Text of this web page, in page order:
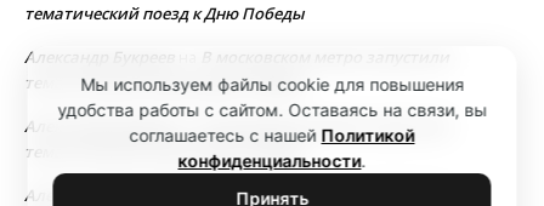
тематический поезд к Дню Победы
Александр Букреев
В московском метро запустили
тематический поезд к Дню Победы
Александр Букреев
В московском метро запустили
тематический поезд к Дню Победы
Александр Букреев
В московском метро запустили
Мы используем файлы cookie для повышения
удобства работы с сайтом. Оставаясь на связи, вы
соглашаетесь с нашей Политикой
конфиденциальности.
Принять